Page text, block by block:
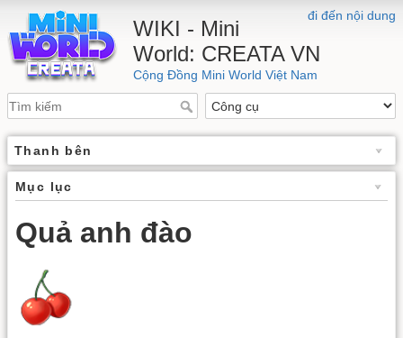
đi đến nội dung
WIKI - Mini
World: CREATA VN
Cộng Đồng Mini World Việt Nam
Thanh bên
Mục lục
Quả anh đào